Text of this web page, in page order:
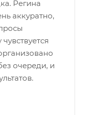
Регина
аккуратно,
очереди, и